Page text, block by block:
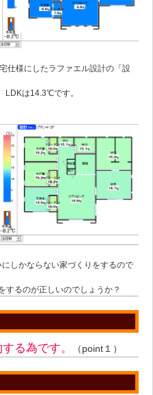
仕様にしたラファエル設計の「設
LDKは14.3℃です。
しかならない家づくりをするので
するのが正しいのでしょうか？
る為です。 （point１）